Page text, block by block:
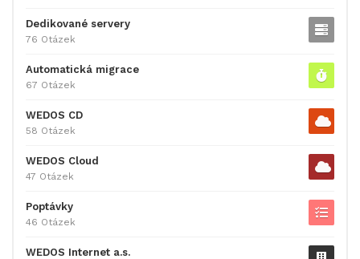
Dedikované servery
76 Otázek
Automatická migrace
67 Otázek
WEDOS CD
58 Otázek
WEDOS Cloud
47 Otázek
Poptávky
46 Otázek
WEDOS Internet a.s.